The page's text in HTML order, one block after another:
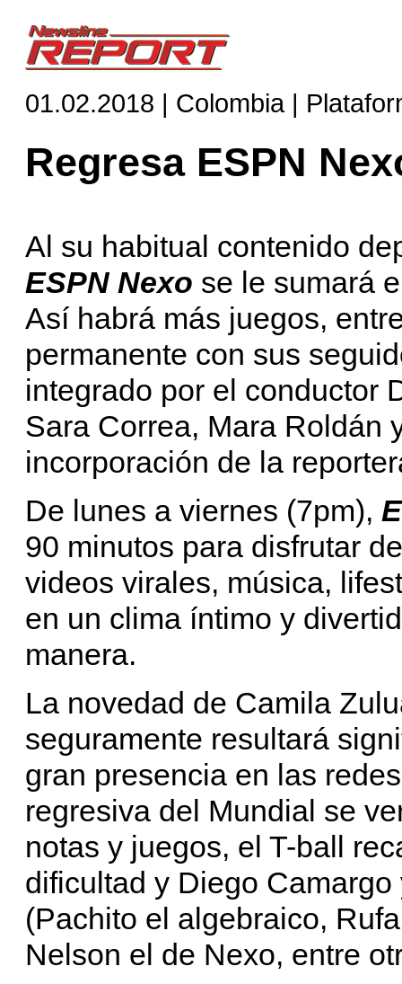
01.02.2018 | Colombia |
Regresa ESPN
Al su habitual contenido
ESPN Nexo se le sumará
Así habrá más juegos,
permanente con sus
integrado por el conductor
Sara Correa, Mara Roldán
incorporación de la
De lunes a viernes (7pm),
90 minutos para disfrutar
videos virales, música,
en un clima íntimo y
manera.
La novedad de Camila
seguramente resultará
gran presencia en las
regresiva del Mundial se
notas y juegos, el T-ball
dificultad y Diego
(Pachito el algebraico,
Nelson el de Nexo, entre